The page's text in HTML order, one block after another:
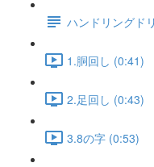
ハンドリングド
1.胴回し (0:41)
2.足回し (0:43)
3.8の字 (0:53)